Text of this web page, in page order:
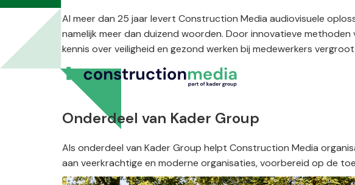
Al meer dan 25 jaar levert Construction Media audiovisuele
namelijk meer dan duizend woorden. Door innovatieve
kennis over veiligheid en gezond werken bij medewerkers
Onderdeel van Kader Group
Als onderdeel van Kader Group helpt Construction Media
aan veerkrachtige en moderne organisaties, voorbereid op de